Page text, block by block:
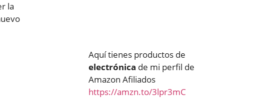
la
Aquí tienes productos de
electrónica de mi perfil de
Amazon Afiliados
https://amzn.to/3lpr3mC